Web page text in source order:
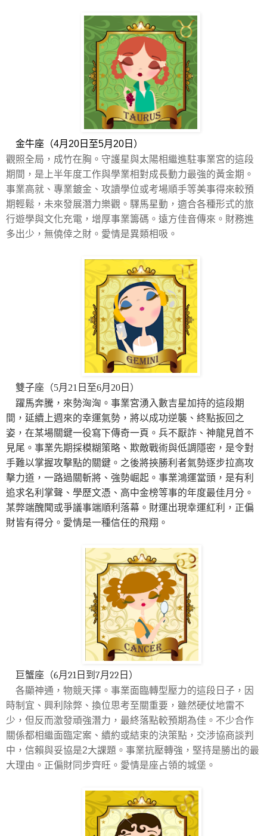
金牛座（4月20日至5月20日）
觀照全局，成竹在胸。守護星與太陽相繼進駐事業宮的這段
期間，是上半年度工作與學業相對成長動力最強的黃金期。
事業高就、專業鍍金、攻讀學位或考場順手等美事得來較預
期輕鬆，未來發展潛力樂觀。驛馬星動，適合各種形式的旅
行遊學與文化充電，增厚事業籌碼。遠方佳音傳來。財務進
多出少，無僥倖之財。愛情是異類相吸。
雙子座（5月21日至6月20日）
躍馬奔騰，來勢洶洶。事業宮湧入數吉星加持的這段期
間，延續上週來的幸運氣勢，將以成功逆襲、終點扳回之
姿，在某場關鍵一役寫下傳奇一頁。兵不厭詐、神龍見首不
見尾。事業先期採模糊策略、欺敵戰術與低調隱密，是令對
手難以掌握攻擊點的關鍵。之後將挾勝利者氣勢逐步拉高攻
擊力道，一路過關斬將、強勢崛起。事業鴻運當頭，是有利
追求名利掌聲、學歷文憑、高中金榜等事的年度最佳月分。
某弊端醜聞或爭議事端順利落幕。財運出現幸運紅利，正偏
財皆有得分。愛情是一種信任的飛翔。
巨蟹座（6月21日到7月22日）
各顯神通，物競天擇。事業面臨轉型壓力的這段日子，因
時制宜、興利除弊、換位思考至關重要，雖然硬仗地雷不
少，但反而激發頑強潛力，最終落點較預期為佳。不少合作
關係都相繼面臨定案、續約或結束的決策點，交涉協商談判
中，信賴與妥協是2大課題。事業抗壓轉強，堅持是勝出的最
大理由。正偏財同步齊旺。愛情是座占領的城堡。